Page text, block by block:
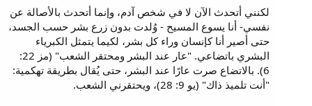
لكنني أتحدث الآن لا في شخص آدم، وإنما أتحدث بالأصالة عن
نفسي- أنا يسوع المسيح - وُلدت بدون زرع بشر حسب الجسد،
حتى أصير أنا كإنسان وراء كل بشر، لكيما يتمثل الكبرياء
البشري باتضاعي. "عار عند البشر ومحتقر الشعب" (مز 22:
6). بالاتضاع صرت عارًا عند البشر، حتى يُقال بطريقة تهكمية:
"أنت تلميذ ذاك" (يو 9: 28)، ويحتقرني الشعب.